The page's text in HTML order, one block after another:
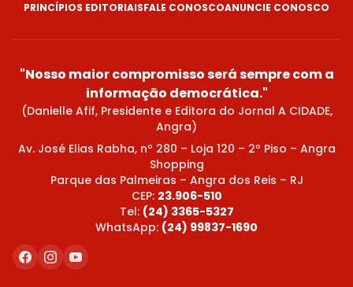
PRINCÍPIOS EDITORIAISFALE CONOSCOANUNCIE CONOSCO
"Nosso maior compromisso será sempre com a
informação democrática."
(Danielle Afif, Presidente e Editora do Jornal A CIDADE,
Angra)
Av. José Elias Rabha, nº 280 – Loja 120 – 2º Piso – Angra
Shopping
Parque das Palmeiras – Angra dos Reis – RJ
CEP: 23.906-510
Tel: (24) 3365-5327
WhatsApp: (24) 99837-1690